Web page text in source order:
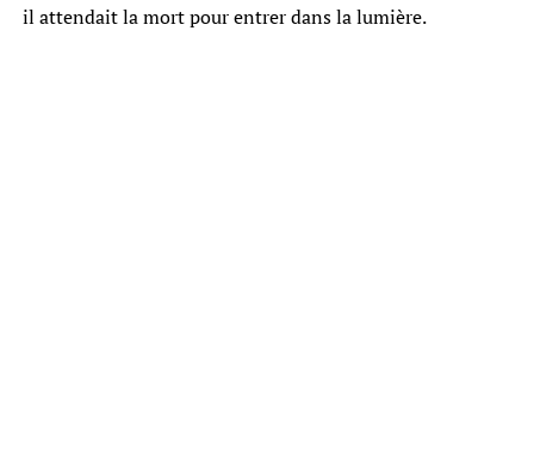
il attendait la mort pour entrer dans la lumière.